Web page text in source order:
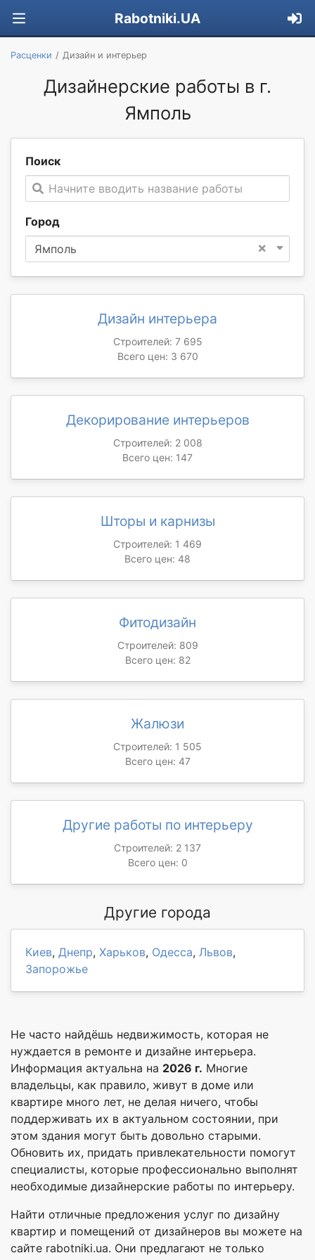
Rabotniki.UA
Расценки Дизайн и интерьер
Дизайнерские работы в г.
Ямполь
Поиск
Начните вводить название работы
Город
×
Ямполь
Дизайн интерьера
Строителей: 7 695
Всего цен: 3 670
Декорирование интерьеров
Строителей: 2 008
Всего цен: 147
Шторы и карнизы
Строителей: 1 469
Всего цен: 48
Фитодизайн
Строителей: 809
Всего цен: 82
Жалюзи
Строителей: 1 505
Всего цен: 47
Другие работы по интерьеру
Строителей: 2 137
Всего цен: 0
Другие города
Киев, Днепр, Харьков, Одесса, Львов,
Запорожье
Не часто найдёшь недвижимость, которая не
нуждается в ремонте и дизайне интерьера.
Информация актуальна на 2026 г. Многие
владельцы, как правило, живут в доме или
квартире много лет, не делая ничего, чтобы
поддерживать их в актуальном состоянии, при
этом здания могут быть довольно старыми.
Обновить их, придать привлекательности помогут
специалисты, которые профессионально выполнят
необходимые дизайнерские работы по интерьеру.
Найти отличные предложения услуг по дизайну
квартир и помещений от дизайнеров вы можете на
сайте rabotniki.ua. Они предлагают не только